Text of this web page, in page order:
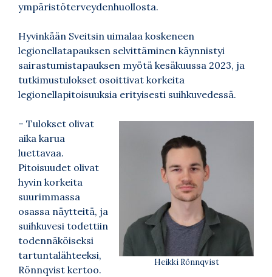
ympäristöterveydenhuollosta.
Hyvinkään Sveitsin uimalaa koskeneen
legionellatapauksen selvittäminen käynnistyi
sairastumistapauksen myötä kesäkuussa 2023, ja
tutkimustulokset osoittivat korkeita
legionellapitoisuuksia erityisesti suihkuvedessä.
Heikki Rönnqvist
– Tulokset olivat
aika karua
luettavaa.
Pitoisuudet olivat
hyvin korkeita
suurimmassa
osassa näytteitä, ja
suihkuvesi todettiin
todennäköiseksi
tartuntalähteeksi,
Rönnqvist kertoo.